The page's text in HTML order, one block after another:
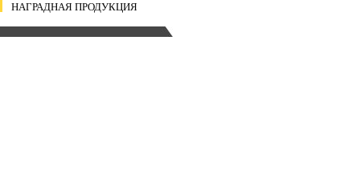
НАГРАДНАЯ ПРОДУКЦИЯ